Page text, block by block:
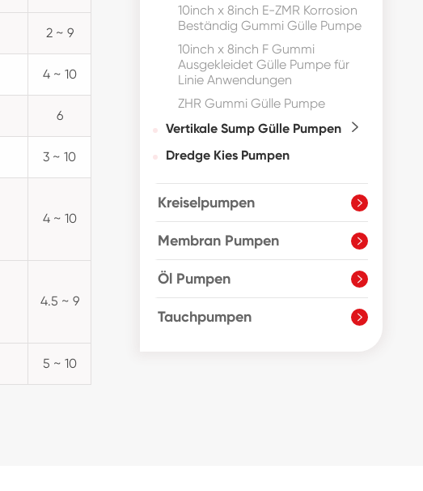
2 ~ 9
4 ~ 10
6
3 ~ 10
4 ~ 10
4.5 ~ 9
5 ~ 10
10inch x 8inch E-ZMR Korrosion
Beständig Gummi Gülle Pumpe
10inch x 8inch F Gummi
Ausgekleidet Gülle Pumpe für
Linie Anwendungen
ZHR Gummi Gülle Pumpe
Vertikale Sump Gülle Pumpen

Dredge Kies Pumpen
Kreiselpumpen 
Membran Pumpen 
Öl Pumpen 
Tauchpumpen 